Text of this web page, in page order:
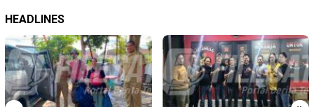
HEADLINES